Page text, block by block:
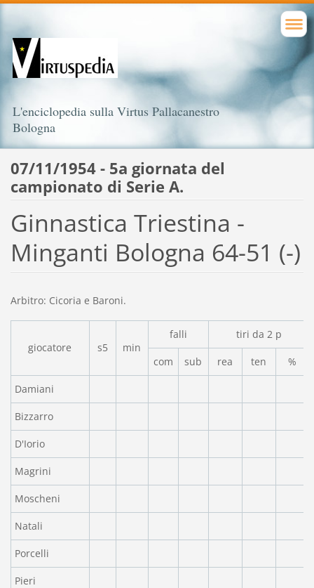
L'enciclopedia sulla Virtus Pallacanestro
Bologna
07/11/1954 - 5a giornata del
campionato di Serie A.
Ginnastica Triestina -
Minganti Bologna 64-51 (-)
Arbitro: Cicoria e Baroni.
giocatore s5 min
falli tiri da 2 p
com sub rea ten %
Damiani
Bizzarro
D'Iorio
Magrini
Moscheni
Natali
Porcelli
Pieri